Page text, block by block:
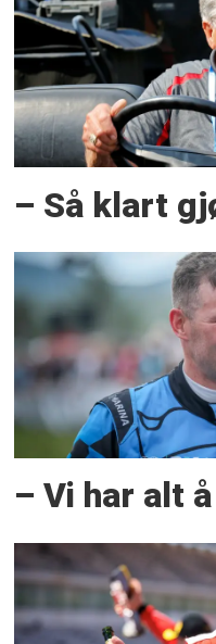
– Så klart
– Vi har alt